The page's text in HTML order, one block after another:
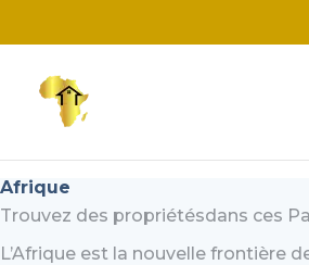
Afrique
Trouvez des propriétésdans ces
L’Afrique est la nouvelle frontière